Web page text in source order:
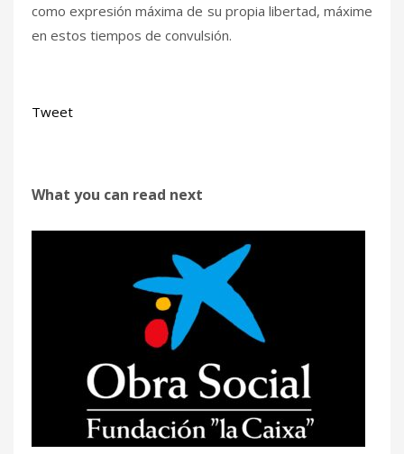
como expresión máxima de su propia libertad, máxime
en estos tiempos de convulsión.
Tweet
What you can read next